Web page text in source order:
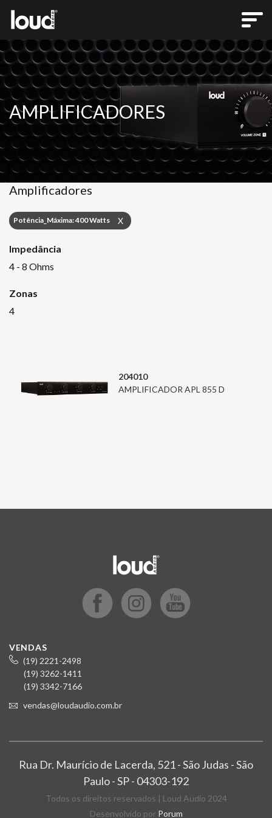
AMPLIFICADORES
Amplificadores
Potência_Máxima: 400 Watts X
Impedância
4 - 8 Ohms
Zonas
4
204010
AMPLIFICADOR APL 855 D
VENDAS
(19) 2221-2498
(19) 3262-1411
(19) 3342-7166
vendas@loudaudio.com.br
Rua Dr. Maurício de Lacerda, 521 - São Judas - São
Paulo - SP - 04303-192
Todos os direitos reservados | Loud Audio 2024
Desenvolvido por Porum